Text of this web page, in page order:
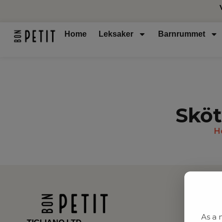
Home Leksaker Barnrummet
As a